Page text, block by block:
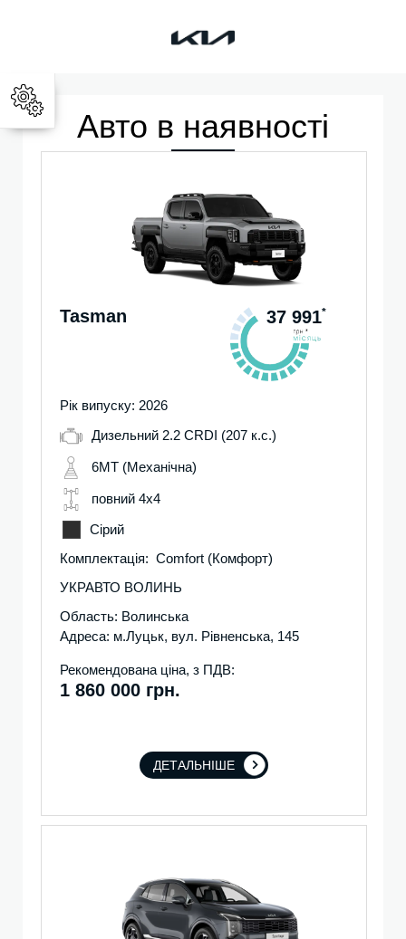
Kia
Авто в наявності
Tasman 37 991*
Рік випуску: 2026
Дизельний 2.2 CRDI (207 к.с.)
6MT (Механічна)
повний 4х4
Сірий
Комплектація: Comfort (Комфорт)
УКРАВТО ВОЛИНЬ
Область: Волинська
Адреса: м.Луцьк, вул. Рівненська, 145
Рекомендована ціна, з ПДВ:
1 860 000 грн.
ДЕТАЛЬНІШЕ